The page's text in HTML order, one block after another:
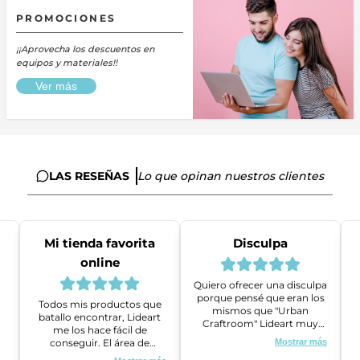
PROMOCIONES
¡¡Aprovecha los descuentos en
equipos y materiales!!
Ver más
LAS RESEÑAS Lo que opinan nuestros clientes
Mi tienda favorita
online
Todos mis productos que
batallo encontrar, Lideart
me los hace fácil de
conseguir. El área de
ventas es super amable y
Disculpa
Quiero ofrecer una disculpa
porque pensé que eran los
mismos que "Urban
Craftroom" Lideart muy
amables me ayudaron a
gestionar un problema que
Mostrar más